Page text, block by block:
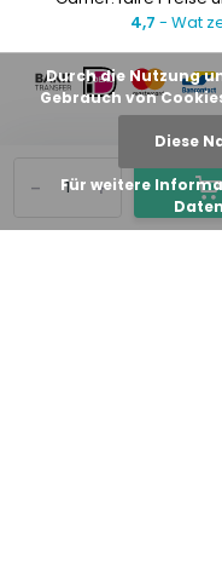
+
-
4,7 - Wat
Durch die Nutzung
Gebrauch von
Diese
Für weitere